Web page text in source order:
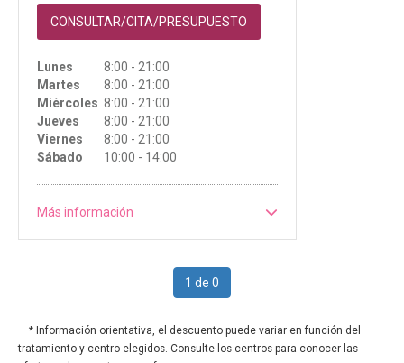
CONSULTAR/CITA/PRESUPUESTO
Lunes
8:00 - 21:00
Martes
8:00 - 21:00
Miércoles 8:00 - 21:00
Jueves
8:00 - 21:00
Viernes
8:00 - 21:00
Sábado
10:00 - 14:00
Más información
1 de 0
* Información orientativa, el descuento puede variar en función del
tratamiento y centro elegidos. Consulte los centros para conocer las